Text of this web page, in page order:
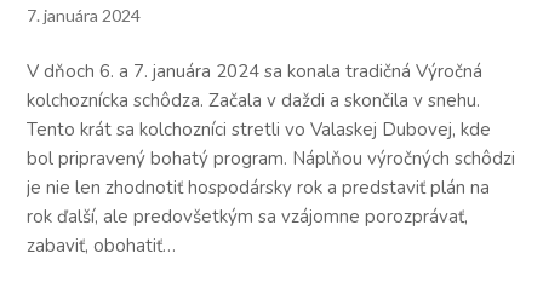
7. januára 2024
V dňoch 6. a 7. januára 2024 sa konala tradičná Výročná
kolchoznícka schôdza. Začala v daždi a skončila v snehu.
Tento krát sa kolchozníci stretli vo Valaskej Dubovej, kde
bol pripravený bohatý program. Náplňou výročných schôdzi
je nie len zhodnotiť hospodársky rok a predstaviť plán na
rok ďalší, ale predovšetkým sa vzájomne porozprávať,
zabaviť, obohatiť…